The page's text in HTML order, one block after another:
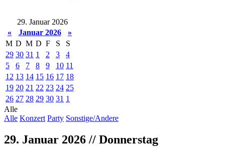
29. Januar 2026
«
Januar 2026
»
M D M D F S
S
29 30 31 1 2 3
4
5
6 7 8 9 10 11
12 13 14 15 16 17 18
19 20 21 22 23 24 25
26 27 28 29 30 31 1
Alle
Alle Konzert Party Sonstige/Andere
29. Januar 2026 // Donnerstag